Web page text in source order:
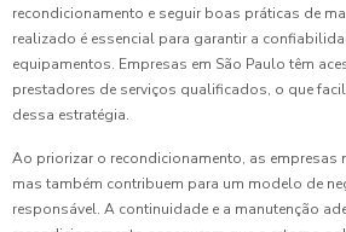
recondicionamento e seguir boas práticas de
realizado é essencial para garantir a
equipamentos. Empresas em São Paulo têm
prestadores de serviços qualificados, o que
dessa estratégia.
Ao priorizar o recondicionamento, as empresas
mas também contribuem para um modelo de
responsável. A continuidade e a manutenção